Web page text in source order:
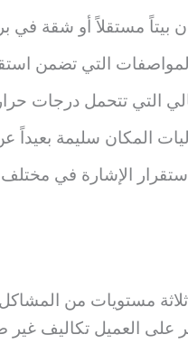
بيتاً مستقلاً أو شقة
التي تضمن
التي تتحمل درجات
المكان سليمة بعيداً
استقرار الإشارة في
مستويات من
على العميل تكاليف